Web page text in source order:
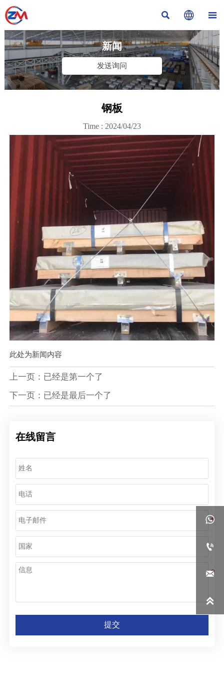
  
新闻
发送询问
钢板
Time : 2024/04/23
此处为新闻内容
上一页：已经是第一个了
下一页：已经是最后一个了
在线留言
提交



